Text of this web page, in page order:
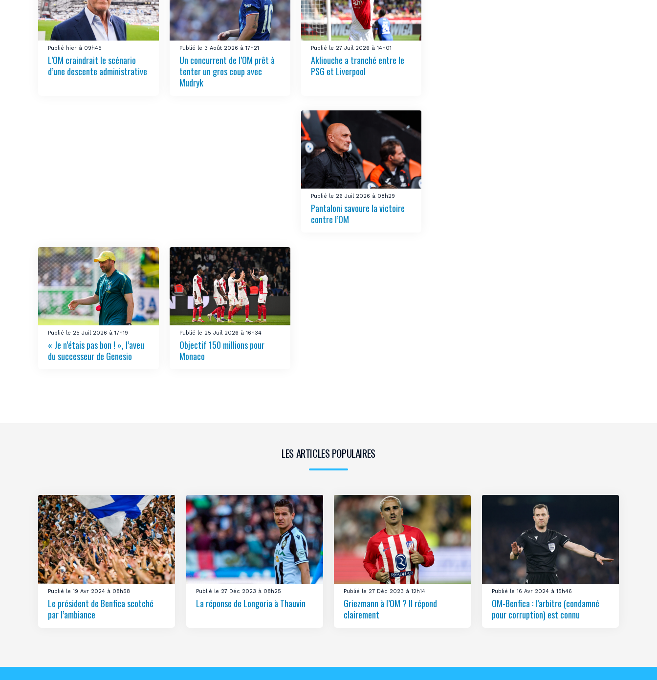
Publié hier à 09h45
L’OM craindrait le scénario
d’une descente administrative
Publié le 3 Août 2026 à 17h21
Un concurrent de l’OM prêt à
tenter un gros coup avec
Mudryk
Publié le 27 Juil 2026 à 14h01
Akliouche a tranché entre le
PSG et Liverpool
Publié le 26 Juil 2026 à 08h29
Pantaloni savoure la victoire
contre l’OM
Publié le 25 Juil 2026 à 17h19
« Je n’étais pas bon ! », l’aveu
du successeur de Genesio
Publié le 25 Juil 2026 à 16h34
Objectif 150 millions pour
Monaco
LES ARTICLES POPULAIRES
Publié le 19 Avr 2024 à 08h58
Le président de Benfica scotché
par l’ambiance
Publié le 27 Déc 2023 à 08h25
La réponse de Longoria à Thauvin
Publié le 27 Déc 2023 à 12h14
Griezmann à l’OM ? Il répond
clairement
Publié le 16 Avr 2024 à 15h46
OM-Benfica : l’arbitre (condamné
pour corruption) est connu